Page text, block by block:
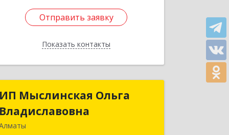
Отправить заявку
Показать контакты
Отправить заявку
Назад
ИП Мыслинская Ольга
Владиславовна
ИП Мыслинская Ольга
Владиславовна